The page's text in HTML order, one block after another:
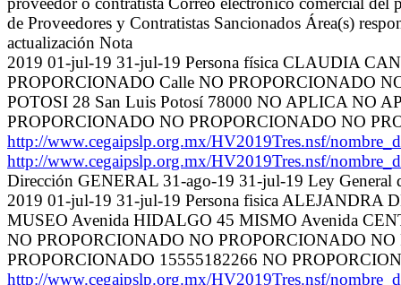
de Proveedores y Contratistas Sancionados Área(s)
actualización Nota
2019 01-jul-19 31-jul-19 Persona física CLAUDIA
PROPORCIONADO Calle NO PROPORCIONADO
POTOSI 28 San Luis Potosí 78000 NO APLICA NO
PROPORCIONADO NO PROPORCIONADO NO
http://www.cegaipslp.org.mx/HV2019Tres.nsf/
http://www.cegaipslp.org.mx/HV2019Tres.nsf/
Dirección GENERAL 31-ago-19 31-jul-19 Ley
2019 01-jul-19 31-jul-19 Persona fisica
MUSEO Avenida HIDALGO 45 MISMO Avenida
NO PROPORCIONADO NO PROPORCIONADO
PROPORCIONADO 15555182266 NO
http://www.cegaipslp.org.mx/HV2019Tres.nsf/